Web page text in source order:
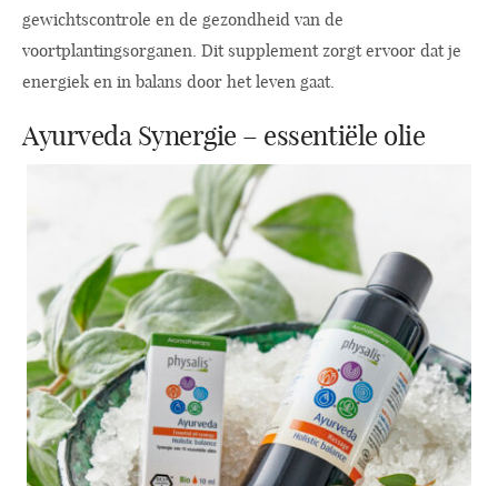
gewichtscontrole en de gezondheid van de
voortplantingsorganen. Dit supplement zorgt ervoor dat je
energiek en in balans door het leven gaat.
Ayurveda Synergie – essentiële olie